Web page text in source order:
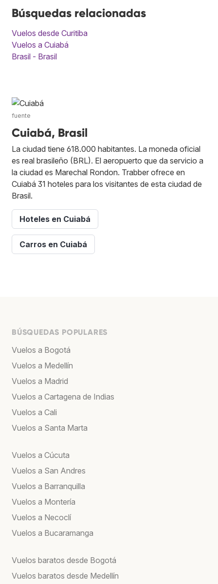
Búsquedas relacionadas
Vuelos desde Curitiba
Vuelos a Cuiabá
Brasil - Brasil
fuente
Cuiabá, Brasil
La ciudad tiene 618.000 habitantes. La moneda oficial
es real brasileño (BRL). El aeropuerto que da servicio a
la ciudad es Marechal Rondon. Trabber ofrece en
Cuiabá 31 hoteles para los visitantes de esta ciudad de
Brasil.
Hoteles en Cuiabá
Carros en Cuiabá
BÚSQUEDAS POPULARES
Vuelos a Bogotá
Vuelos a Medellín
Vuelos a Madrid
Vuelos a Cartagena de Indias
Vuelos a Cali
Vuelos a Santa Marta
Vuelos a Cúcuta
Vuelos a San Andres
Vuelos a Barranquilla
Vuelos a Montería
Vuelos a Necoclí
Vuelos a Bucaramanga
Vuelos baratos desde Bogotá
Vuelos baratos desde Medellín